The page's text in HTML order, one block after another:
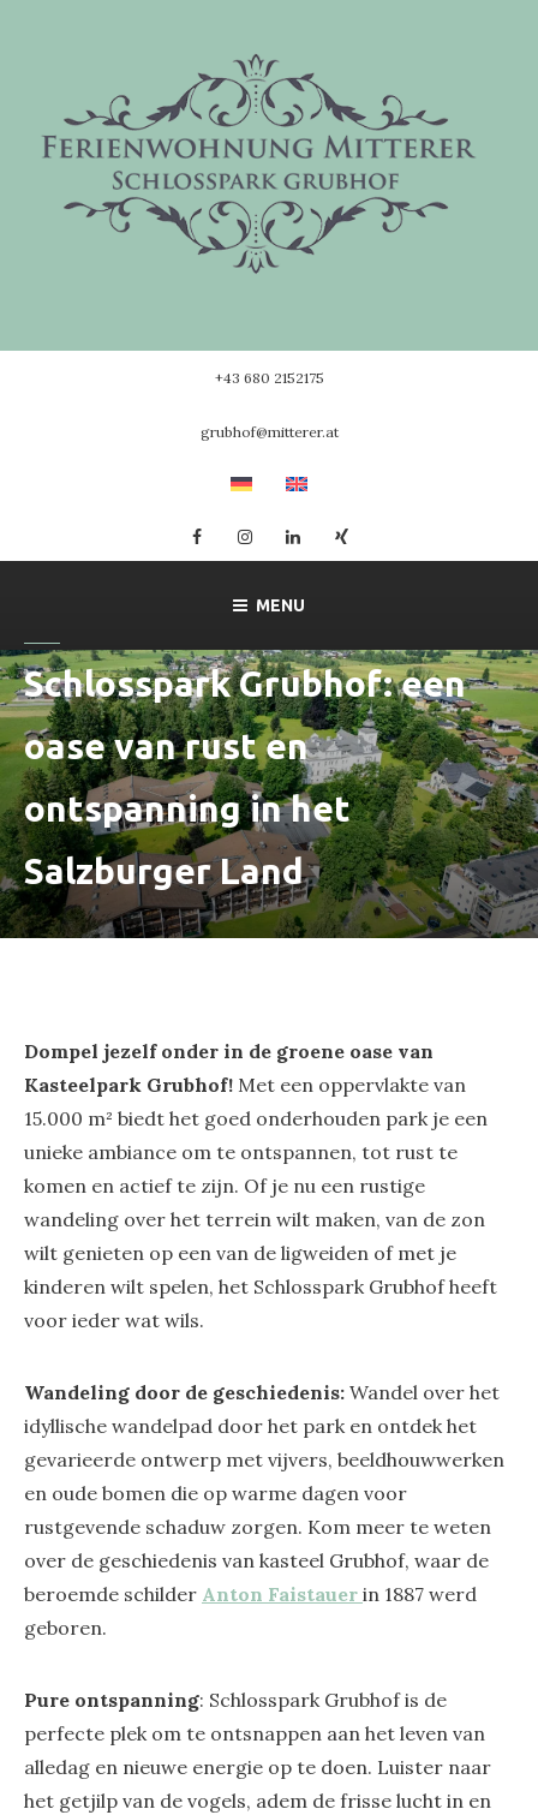
+43 680 2152175
grubhof@mitterer.at
FacebookInstagram
–
Mitterer
Lofer
Linkedin
MENU
Schlosspark Grubhof: een
oase van rust en
ontspanning in het
Salzburger Land
Dompel jezelf onder in de groene oase van
Kasteelpark Grubhof! Met een oppervlakte van
15.000 m² biedt het goed onderhouden park je een
unieke ambiance om te ontspannen, tot rust te
komen en actief te zijn. Of je nu een rustige
wandeling over het terrein wilt maken, van de zon
wilt genieten op een van de ligweiden of met je
kinderen wilt spelen, het Schlosspark Grubhof heeft
voor ieder wat wils.
Wandeling door de geschiedenis: Wandel over het
idyllische wandelpad door het park en ontdek het
gevarieerde ontwerp met vijvers, beeldhouwwerken
en oude bomen die op warme dagen voor
rustgevende schaduw zorgen. Kom meer te weten
over de geschiedenis van kasteel Grubhof, waar de
beroemde schilder Anton Faistauer in 1887 werd
geboren.
Pure ontspanning: Schlosspark Grubhof is de
perfecte plek om te ontsnappen aan het leven van
alledag en nieuwe energie op te doen. Luister naar
het getjilp van de vogels, adem de frisse lucht in en